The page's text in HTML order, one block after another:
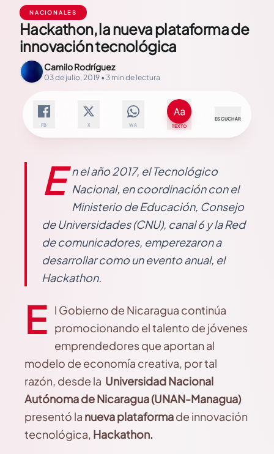
NACIONALES
Hackathon, la nueva plataforma de
innovación tecnológica
Camilo Rodríguez
03 de julio, 2019 • 3 min de lectura
FB X WA TEXTO
ESCUCHAR
E n el año 2017, el Tecnológico
Nacional, en coordinación con el
Ministerio de Educación, Consejo
de Universidades (CNU), canal 6 y la Red
de comunicadores, emperezaron a
desarrollar como un evento anual, el
Hackathon.
E l Gobierno de Nicaragua continúa
promocionando el talento de jóvenes
emprendedores que aportan al
modelo de economía creativa, por tal
razón, desde la Universidad Nacional
Autónoma de Nicaragua (UNAN-Managua)
presentó la nueva plataformade innovación
tecnológica, Hackathon.